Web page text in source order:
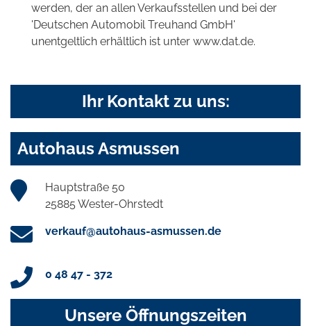
werden, der an allen Verkaufsstellen und bei der
'Deutschen Automobil Treuhand GmbH'
unentgeltlich erhältlich ist unter www.dat.de.
Ihr Kontakt zu uns:
Autohaus Asmussen
Hauptstraße 50
25885 Wester-Ohrstedt
verkauf@autohaus-asmussen.de
0 48 47 - 372
Unsere Öffnungszeiten